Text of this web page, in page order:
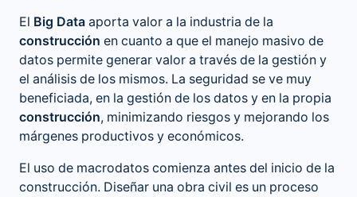
El Big Data aporta valor a la industria de la
construcción en cuanto a que el manejo masivo de
datos permite generar valor a través de la gestión y
el análisis de los mismos. La seguridad se ve muy
beneficiada, en la gestión de los datos y en la propia
construcción, minimizando riesgos y mejorando los
márgenes productivos y económicos.
El uso de macrodatos comienza antes del inicio de la
construcción. Diseñar una obra civil es un proceso